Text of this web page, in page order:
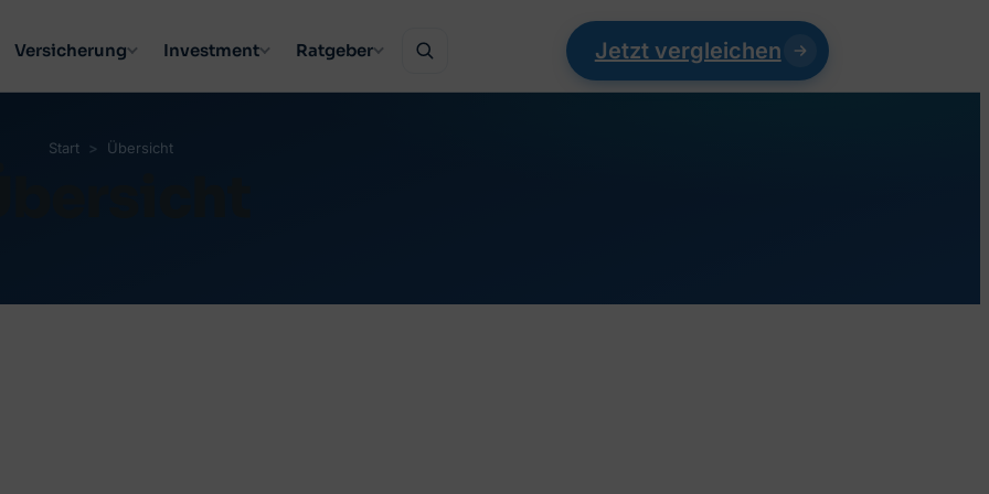
Versicherung Investment Ratgeber Jetzt vergleichen
Start Übersicht